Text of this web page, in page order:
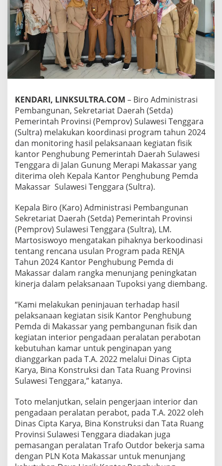
0
4
,
B
r
o
b
a
n
g
u
n
a
n
S
u
l
r
a
K
n
u
n
g
a
d
i
K
a
n
t
o
r
P
g
h
u
b
n
g
KENDARI, LINKSULTRA.COM – Biro Administrasi
Pembangunan, Sekretariat Daerah (Setda)
Pemerintah Provinsi (Pemprov) Sulawesi Tenggara
(Sultra) melakukan koordinasi program tahun 2024
dan monitoring hasil pelaksanaan kegiatan fisik
kantor Penghubung Pemerintah Daerah Sulawesi
Tenggara di Jalan Gunung Merapi Makassar yang
diterima oleh Kepala Kantor Penghubung Pemda
Makassar Sulawesi Tenggara (Sultra).
Kepala Biro (Karo) Administrasi Pembangunan
Sekretariat Daerah (Setda) Pemerintah Provinsi
(Pemprov) Sulawesi Tenggara (Sultra), LM.
Martosiswoyo mengatakan pihaknya berkoodinasi
tentang rencana usulan Program pada RENJA
Tahun 2024 Kantor Penghubung Pemda di
Makassar dalam rangka menunjang peningkatan
kinerja dalam pelaksanaan Tupoksi yang diembang.
“Kami melakukan peninjauan terhadap hasil
pelaksanaan kegiatan sisik Kantor Penghubung
Pemda di Makassar yang pembangunan fisik dan
kegiatan interior pengadaan peralatan perabotan
kebutuhan kamar untuk penginapan yang
dianggarkan pada T.A. 2022 melalui Dinas Cipta
Karya, Bina Konstruksi dan Tata Ruang Provinsi
Sulawesi Tenggara,” katanya.
Toto melanjutkan, selain pengerjaan interior dan
pengadaan peralatan perabot, pada T.A. 2022 oleh
Dinas Cipta Karya, Bina Konstruksi dan Tata Ruang
Provinsi Sulawesi Tenggara diadakan juga
pemasangan peralatan Trafo Outdor bekerja sama
dengan PLN Kota Makassar untuk menunjang